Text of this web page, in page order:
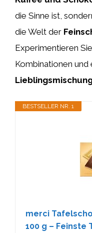
die Sinne ist,
die Welt der
Experimentieren
Kombinationen
BESTSELLER NR. 1
merci
100 g – Feinste